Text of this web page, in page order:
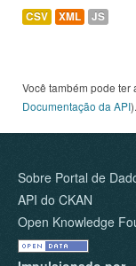
CSV XML JS
Você também pode ter
Documentação da API).
Sobre Portal de
API do CKAN
Open Knowledge